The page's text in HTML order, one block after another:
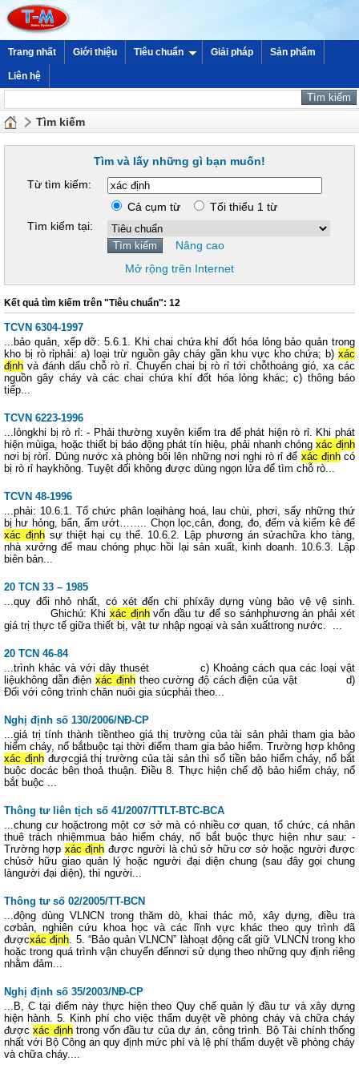
Trang nhất Giới thiệu Tiêu chuẩn Giải pháp Sản phẩm
Liên hệ
Tìm kiếm
Tìm và lấy những gì bạn muốn!
Từ tìm kiếm:
Cả cụm từ
Tối thiểu 1 từ
Tìm kiếm tại:
Nâng cao
Mở rộng trên Internet
Kết quả tìm kiếm trên "Tiêu chuẩn": 12
TCVN 6304-1997
...bảo quản, xếp dỡ: 5.6.1. Khi chai chứa khí đốt hóa lỏng bảo quản trong
kho bị rò rỉphải: a) loại trừ nguồn gây cháy gần khu vực kho chứa; b) xác
định và đánh dấu chỗ rò rỉ. Chuyển chai bị rò rỉ tới chỗthoáng gió, xa các
nguồn gây cháy và các chai chứa khí đốt hóa lỏng khác; c) thông báo
tiếp...
TCVN 6223-1996
...lỏngkhi bị rò rỉ: - Phải thường xuyên kiểm tra để phát hiện rò rỉ. Khi phát
hiện mùiga, hoặc thiết bị báo động phát tín hiệu, phải nhanh chóng xác định
nơi bị ròrỉ. Dùng nước xà phòng bôi lên những nơi nghi rò rỉ để xác địnhcó
bị rò rỉ haykhông. Tuyệt đối không được dùng ngọn lửa để tìm chỗ rò...
TCVN 48-1996
...phải: 10.6.1. Tổ chức phân loạihàng hoá, lau chùi, phơi, sấy những thứ
bị hư hỏng, bẩn, ẩm ướt…….. Chọn lọc,cân, đong, đo, đếm và kiểm kê để
xác địnhsự thiệt hại cụ thể. 10.6.2. Lập phương án sửachữa kho tàng,
nhà xưởng để mau chóng phục hồi lại sản xuất, kinh doanh. 10.6.3. Lập
biên bản...
20 TCN 33 – 1985
...quy đổi nhỏ nhất, có xét đến chi phíxây dựng vùng bảo vệ vệ sinh.
Ghichú: Khi xác địnhvốn đầu tư để so sánhphương án phải xét
giá trị thực tế giữa thiết bị, vật tư nhập ngoại và sản xuấttrong nước. ...
20 TCN 46-84
...trình khác và với dây thusét c) Khoảng cách qua các loại vật
liệukhông dẫn điệnxác địnhtheo cường độ cách điện của vật d)
Đối với công trình chăn nuôi gia súcphải theo...
Nghị định số 130/2006/NĐ-CP
...giá trị tính thành tiềntheo giá thị trường của tài sản phải tham gia bảo
hiểm cháy, nổ bắtbuộc tại thời điểm tham gia bảo hiểm. Trường hợp không
xác địnhđượcgiá thị trường của tài sản thì số tiền bảo hiểm cháy, nổ bắt
buộc docác bên thoả thuận. Điều 8. Thực hiện chế độ bảo hiểm cháy, nổ
bắt buộc ...
Thông tư liên tịch số 41/2007/TTLT-BTC-BCA
...chung cư hoặctrong một cơ sở mà có nhiều cơ quan, tổ chức, cá nhân
thuê trách nhiệmmua bảo hiểm cháy, nổ bắt buộc thực hiện như sau: -
Trường hợp xác định được người là chủ sở hữu cơ sở hoặc người được
chủsở hữu giao quản lý hoặc người đại diện chung (sau đây gọi chung
làngười đại diện), thì người...
Thông tư số 02/2005/TT-BCN
...động dùng VLNCN trong thăm dò, khai thác mỏ, xây dựng, điều tra
cơbản, nghiên cứu khoa học và các lĩnh vực khác theo quy trình đã
đượcxác định. 5. “Bảo quản VLNCN” làhoạt động cất giữ VLNCN trong kho
hoặc trong quá trình vận chuyển đếnnơi sử dụng theo những quy định riêng
nhằm đảm...
Nghị định số 35/2003/NĐ-CP
...B, C tại điểm này thực hiện theo Quy chế quản lý đầu tư và xây dựng
hiện hành. 5. Kinh phí cho việc thẩm duyệt về phòng cháy và chữa cháy
đượcxác địnhtrong vốn đầu tư của dự án, công trình. Bộ Tài chính thống
nhất với Bộ Công an quy định mức phí và lệ phí thẩm duyệt về phòng cháy
và chữa cháy....